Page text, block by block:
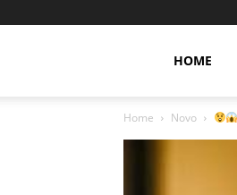
HOME
Home Novo